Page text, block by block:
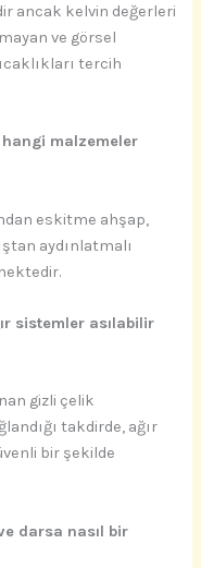
ancak kelvin değerleri
ve görsel
tercih
malzemeler
eskitme ahşap,
aydınlatmalı
sistemler asılabilir
gizli çelik
takdirde, ağır
bir şekilde
darsa nasıl bir